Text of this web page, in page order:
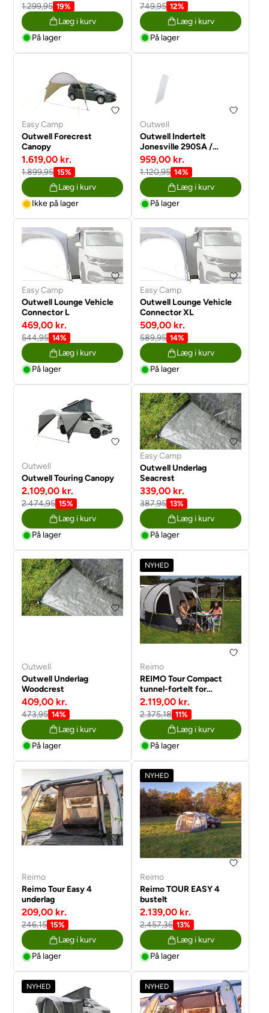
1.299,95 19%
Læg i kurv
På lager
749,95 12%
Læg i kurv
På lager
Easy Camp
Outwell Forecrest
Canopy
1.619,00 kr.
1.899,95 15%
Læg i kurv
Ikke på lager
Outwell
Outwell Indertelt
Jonesville 290SA /
Wolfburg 380A
959,00 kr.
1.120,95 14%
Læg i kurv
På lager
Easy Camp
Outwell Lounge Vehicle
Connector L
469,00 kr.
544,95 14%
Læg i kurv
På lager
Easy Camp
Outwell Lounge Vehicle
Connector XL
509,00 kr.
589,95 14%
Læg i kurv
På lager
Outwell
Outwell Touring Canopy
2.109,00 kr.
2.474,95 15%
Læg i kurv
På lager
Easy Camp
Outwell Underlag
Seacrest
339,00 kr.
387,95 13%
Læg i kurv
På lager
Outwell
Outwell Underlag
Woodcrest
409,00 kr.
473,95 14%
Læg i kurv
På lager
NYHED
Reimo
REIMO Tour Compact
tunnel-fortelt for
Minicampere og
campervans
2.119,00 kr.
2.375,18 11%
Læg i kurv
På lager
Reimo
Reimo Tour Easy 4
underlag
209,00 kr.
246,15 15%
Læg i kurv
På lager
NYHED
Reimo
Reimo TOUR EASY 4
bustelt
2.139,00 kr.
2.457,36 13%
Læg i kurv
På lager
NYHED NYHED